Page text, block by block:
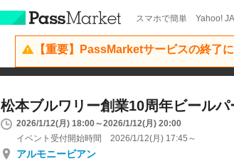
スマホで簡単 Yahoo!
【重要】PassMarketサービスの終了
松本ブルワリー創業10周年ビールパ
2026/1/12(月) 18:00～2026/1/12(月) 20:00
イベント受付開始時間 2026/1/12(月) 17:45～
アルモニービアン